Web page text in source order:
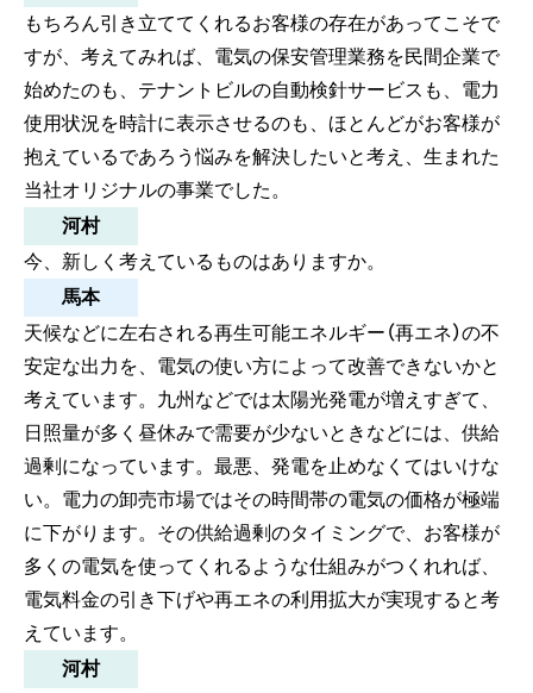
もちろん引き立ててくれるお客様の存在があってこそで
すが、考えてみれば、電気の保安管理業務を民間企業で
始めたのも、テナントビルの自動検針サービスも、電力
使用状況を時計に表示させるのも、ほとんどがお客様が
抱えているであろう悩みを解決したいと考え、生まれた
当社オリジナルの事業でした。
河村
今、新しく考えているものはありますか。
馬本
天候などに左右される再生可能エネルギー（再エネ）の不
安定な出力を、電気の使い方によって改善できないかと
考えています。九州などでは太陽光発電が増えすぎて、
日照量が多く昼休みで需要が少ないときなどには、供給
過剰になっています。最悪、発電を止めなくてはいけな
い。電力の卸売市場ではその時間帯の電気の価格が極端
に下がります。その供給過剰のタイミングで、お客様が
多くの電気を使ってくれるような仕組みがつくれれば、
電気料金の引き下げや再エネの利用拡大が実現すると考
えています。
河村